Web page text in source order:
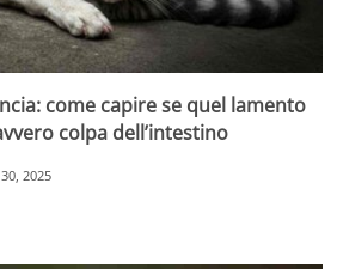
come capire se quel lamento
colpa dell’intestino
2025